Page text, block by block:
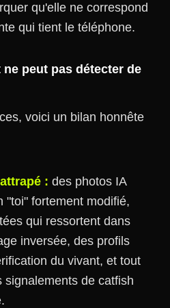
qu'elle ne correspond
qui tient le téléphone.
peut pas détecter de
voici un bilan honnête
: des photos IA
"toi" fortement modifié,
qui ressortent dans
inversée, des profils
du vivant, et tout
signalements de catfish